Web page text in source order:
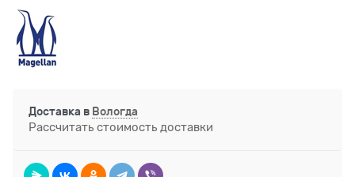
Доставка в Вологда
Рассчитать стоимость доставки